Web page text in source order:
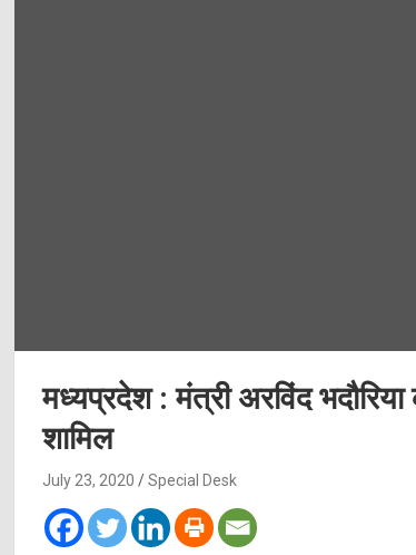
मध्यप्रदेश : मंत्री अरविंद
शामिल
July 23, 2020 Special Desk